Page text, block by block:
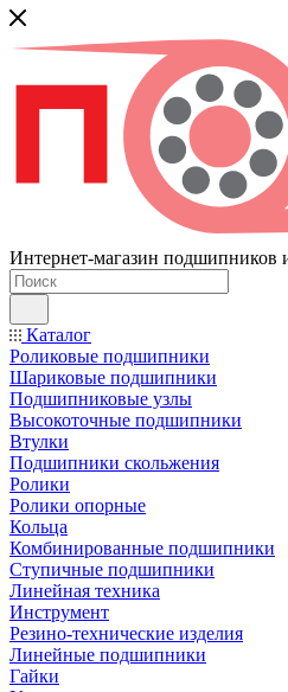
Интернет-магазин подшипников
Каталог
Роликовые подшипники
Шариковые подшипники
Подшипниковые узлы
Высокоточные подшипники
Втулки
Подшипники скольжения
Ролики
Ролики опорные
Кольца
Комбинированные подшипники
Ступичные подшипники
Линейная техника
Инструмент
Резино-технические изделия
Линейные подшипники
Гайки